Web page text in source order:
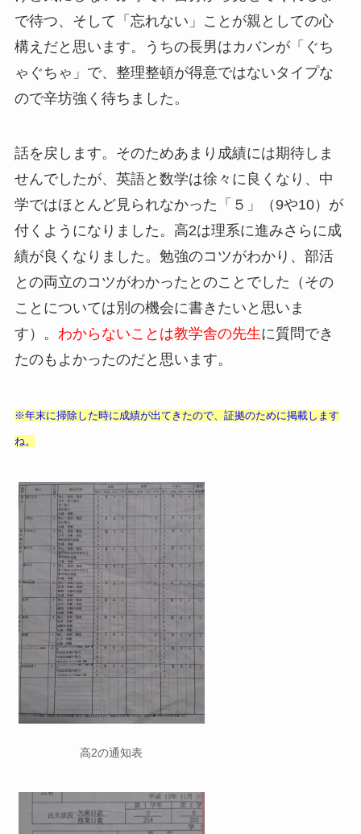
で待つ、そして「忘れない」ことが親としての心
構えだと思います。うちの長男はカバンが「ぐち
ゃぐちゃ」で、整理整頓が得意ではないタイプな
ので辛坊強く待ちました。
話を戻します。そのためあまり成績には期待しま
せんでしたが、英語と数学は徐々に良くなり、中
学ではほとんど見られなかった「５」（9や10）が
付くようになりました。高2は理系に進みさらに成
績が良くなりました。勉強のコツがわかり、部活
との両立のコツがわかったとのことでした（その
ことについては別の機会に書きたいと思いま
す）。 わからないことは教学舎の先生に質問でき
たのもよかったのだと思います。
※年末に掃除した時に成績が出てきたので、証拠のために掲載します
ね。
高2の通知表